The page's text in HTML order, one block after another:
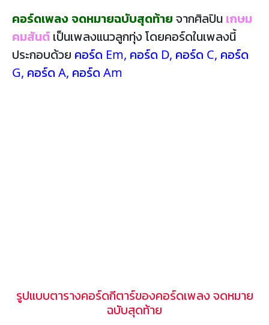
คอร์ดเพลง จดหมายฉบับสุดท้าย จากศิลปิน เกษม
คมสันต์ เป็นเพลงแนวลูกทุ่ง โดยคอร์ดในเพลงนี้
ประกอบด้วย คอร์ด Em, คอร์ด D, คอร์ด C, คอร์ด
G, คอร์ด A, คอร์ด Am
รูปแบบตารางคอร์ดกีตาร์ของคอร์ดเพลง จดหมาย
ฉบับสุดท้าย